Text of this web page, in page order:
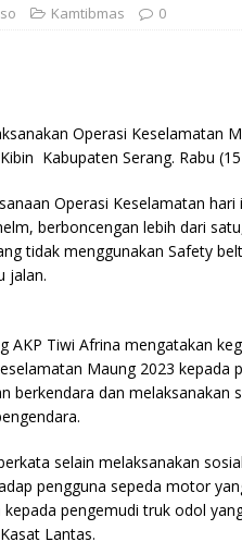
Kamtibmas 0
Operasi Keselamatan
Kabupaten Serang. Rabu
Operasi Keselamatan
berboncengan lebih dari
tidak menggunakan Safety
jalan.
AKP Tiwi Afrina mengatakan
Maung 2023 kepada
berkendara dan melaksanakan
selain melaksanakan
pengguna sepeda motor
pengemudi truk odol
Lantas.